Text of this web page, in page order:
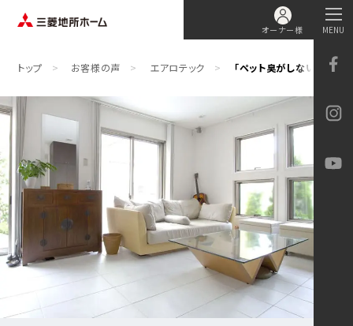
オーナー様 MENU
トップ お客様の声 エアロテック 「ペット臭がしない」それ